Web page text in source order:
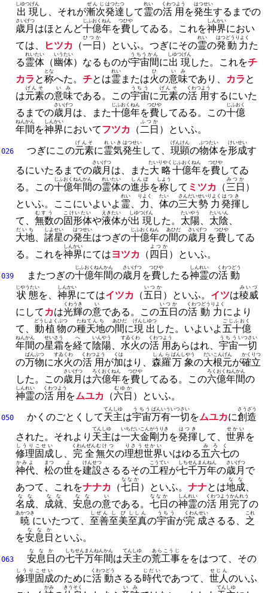
出現
しゆつげん
し、 それが漸次
ぜんじ
発達
はつたつ
して霊
れい
の活用
くわつよう
を発生
はつせい
するまでの
歳月
さいげつ
はほとんど十億
じふおく
年
ねん
を費
つひや
してゐる。 これを神界
しんかい
におい
ては、
ヒツカ （一日
ひつか
）といふ。 つぎにその霊
れい
の発動力
はつどうりよく
た
る霊体
れいたい
（幽体
いうたい
）なるものが宇宙間
うちうかん
に出現
しゆつげん
した。 これをチ
カラ と称
とな
へた。 チとは霊
れい
または火
ひ
の意味
いみ
であり、 カラ と
は元素
げんそ
の意味
いみ
である。 この宇宙
うちう
に元素
げんそ
の活用
くわつよう
するにいた
るまでの歳月
さいげつ
は、 また十億
じふおく
年
ねん
を費
つひや
してゐる。 この十億
じふおく
年間
ねんかん
を神界
しんかい
においてフツカ （ 二日
ふつか
）といふ。
026 つぎにこの元素
げんそ
に霊気
れいき
発生
はつせい
して、現顕
げんけん
の物体
ぶつたい
を形成
けいせい
す
るにいたるまでの歳月
さいげつ
は、 また大略
たいりやく
十億
じふおく
年
ねん
を費
つひや
してゐ
る。
この十億
じふおく
年間
ねんかん
の霊体
れいたい
の進歩
しんぽ
を称
しよう
して ミツカ （三日
みつか
）
といふ。
ここにいよいよ 霊
れい
力
りよく
体
たい
の三大
さんだい
勢力
せいりよく
発揮
はつき
し
て、 無数
むすう
の固形体
こけいたい
や液体
えきたい
が出現
しゆつげん
した。 太陽
たいやう
、 太陰
たいいん
大地
だいち
、 諸星
しよせい
の発生
はつせい
はつぎの十億
じふおく
年
ねん
の間
あひだ
の歳月
さいげつ
を費
つひや
してゐ
る。
これを神界
しんかい
にてはヨツカ （ 四日
よつか
）といふ。
039 またつぎの十億
じふおく
年間
ねんかん
の歳月
さいげつ
を費
つひや
したる神霊
しんれい
の活動
くわつどう
状態
じやうたい
を、 神界
しんかい
にてはイツカ （五日
いつか
）といふ。 イツは稜威
みいづ
にして カは光輝
くわうき
の意
い
である。 この五日
いつか
の活動力
くわつどうりよく
により
て、 動植物
どうしよくぶつ
の種
たね
天地
てんち
の間
あひだ
に現出
げんしゆつ
した。 いよいよ 五十億
ごじふおく
年間
ねんかん
の星霜
せいさう
を経
へ
て 陰陽
いんやう
、 水火
すゐくわ
の活用
くわつよう
あらはれ、 宇宙
うちう
一切
いつさい
の万物
ばんぶつ
に水火
すゐくわ
の活用
くわつよう
が加
くは
はり、 森羅
しんら
万象
ばんしやう
の大根元
だいこんげん
が確立
かくりつ
した。 この歳月
さいげつ
は六億
ろくおく
年
ねん
を費
つひや
してゐる。 この六億
ろくおく
年間
ねんかん
の
神霊
しんれい
の活用
くわつよう
をムユカ （六日
むゆか
）といふ。
050 かくのごとくして天主
てんしゆ
は宇宙
うちう
万有
ばんいう
一切
いつさい
をムユカに創造
さうざう
された。 それより 天主
てんしゆ
は一大
いちだい
金剛力
こんがうりき
を発揮
はつき
して、 世界
せかい
を
修理
しうり
固成
こせい
し、 完全
くわんぜん
無欠
むけつ
の理想
りさう
世界
せかい
いはゆる五六七
みろく
の
神代
かみよ
、 松
まつ
の世
よ
を建設
けんせつ
さるるその工程
こうてい
が七千万
しちせんまん
年
ねん
の歳月
さいげつ
で
あつて、
これをナナカ （七日
ななか
）といふ。 ナナとは地成
なな
、
名成
なな
、 成就
なな
、 安息
なな
の意
い
である。 七日
ななか
の神霊
しんれい
の活用
くわつよう
完了
かんれう
の
暁
あかつき
にいたつて、 至善
しぜん
至美
しび
至真
ししん
の宇宙
うちう
が完成
くわんせい
さるる、 之
これ
を安息日
ななか
といふ。
063 安息日
ななか
の七千万
しちせんまん
年間
ねんかん
は天主
てんしゆ
の荒工事
あらこうじ
ををはつて、 その
修理
しうり
固成
こせい
のために活動
くわつどう
さるる時代
じだい
であつて、 世人
せじん
のいふ
かみ きうそく いみ てんしゆ